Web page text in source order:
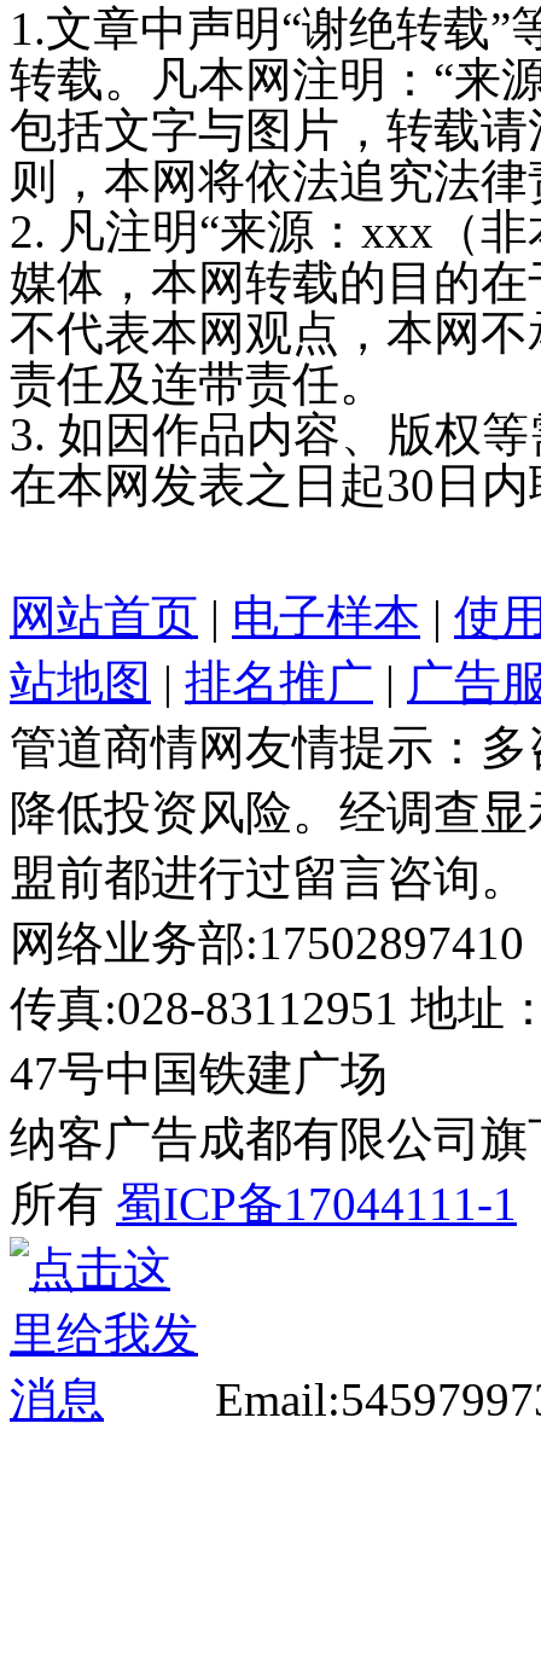
1.文章中声明“谢绝转载
转载。凡本网注明：“来
包括文字与图片，转载
则，本网将依法追究法
2. 凡注明“来源：xxx（
媒体，本网转载的目的
不代表本网观点，本网
责任及连带责任。
3. 如因作品内容、版权
在本网发表之日起30日
网站首页 | 电子样本 | 使
站地图 | 排名推广 | 广告
管道商情网友情提示：
降低投资风险。经调查
盟前都进行过留言咨询。
网络业务部
传真:028-83112951 地址
47号中国铁建广场
纳客广告成都有限公司旗
所有 蜀ICP备17044111-1